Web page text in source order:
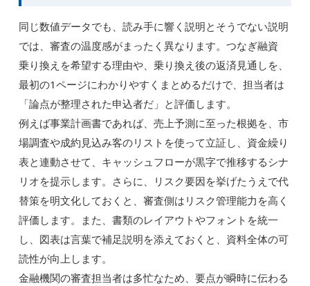
同じ数値データでも、読み手に響く説明とそうでない説明
では、審査の温度感がまったく異なります。つなぎ融資
乗り換えを希望する理由や、乗り換え後の返済見通しを、
最初の1ページにわかりやすくまとめるだけで、担当者は
「論点が整理された申込者だ」と評価します。
例えば事業計画書であれば、売上予測に至った根拠を、市
場調査や成約見込み客のリストを使って立証し、資金繰り
表と連動させて、キャッシュフローが黒字で推移するシナ
リオを提示します。さらに、リスク要因を挙げたうえで代
替策を明文化しておくと、審査側はリスク管理能力を高く
評価します。また、書類のレイアウトやフォントを統一
し、図表は言葉で補足説明を添えておくと、資料全体の可
読性が向上します。
金融機関の審査担当者は多忙なため、要点が瞬時に伝わる